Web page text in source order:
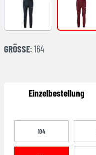
ANTHRACITE
GRÖSSE : 164
Einzelbestellung
104